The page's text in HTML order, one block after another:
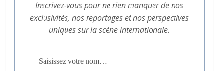
Inscrivez-vous pour ne rien manquer de nos
exclusivités, nos reportages et nos perspectives
uniques sur la scène internationale.